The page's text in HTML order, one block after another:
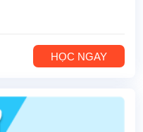
HỌC NGAY